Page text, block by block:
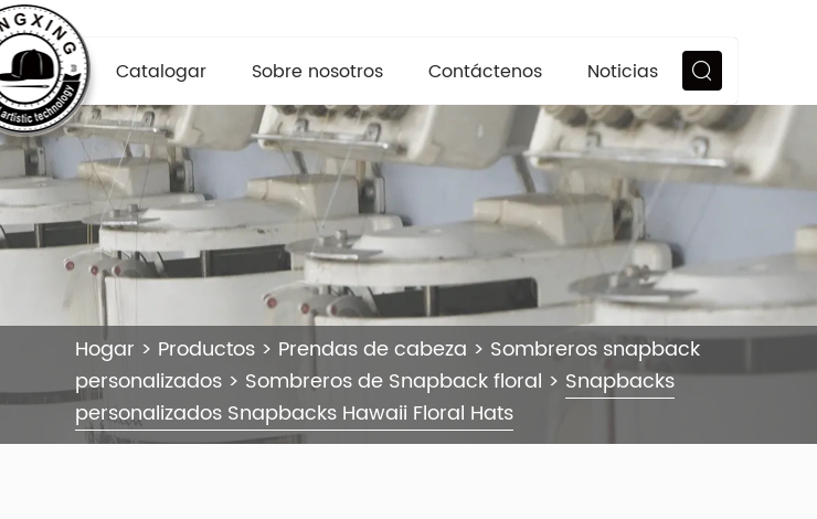
Catalogar Sobre nosotros Contáctenos Noticias
Hogar > Productos > Prendas de cabeza > Sombreros snapback
personalizados > Sombreros de Snapback floral > Snapbacks
personalizados Snapbacks Hawaii Floral Hats